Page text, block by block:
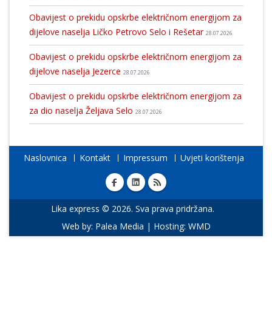
Obavijest o prekidu opskrbe električnom energijom za
dijelove naselja Ličko Petrovo Selo i Rešetar 28.07.2026
Obavijest o prekidu opskrbe električnom energijom za
dijelove naselja Jezerce 28.07.2026
Obavijest o prekidu opskrbe električnom energijom za
za dio naselja Željava Selo 28.07.2026
Naslovnica Kontakt Impressum Uvjeti korištenja
Lika express © 2026. Sva prava pridržana.
Web by: Palea Media | Hosting: WMD